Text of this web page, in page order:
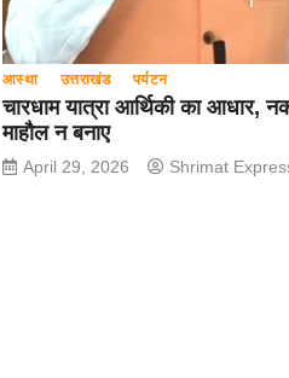
आस्था उत्तराखंड पर्यटन
चारधाम यात्रा आर्थिकी का आधार,
माहौल न बनाए
April 29, 2026 Shrimat